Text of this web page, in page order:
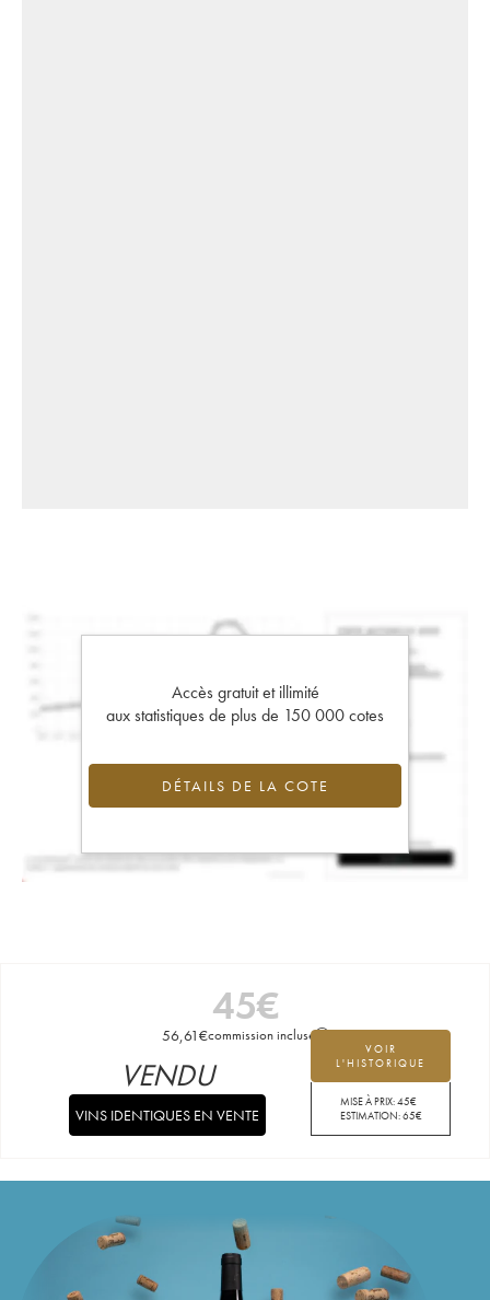
Accès gratuit et illimité
aux statistiques de plus de 150 000 cotes
DÉTAILS DE LA COTE
45€
56,61€commission incluse
VOIR
L'HISTORIQUE
MISE À PRIX:45€
ESTIMATION:65€
VENDU
VINS IDENTIQUES EN VENTE